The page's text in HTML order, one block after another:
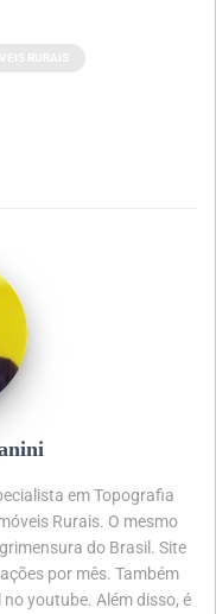
em Topografia
Rurais. O mesmo
do Brasil. Site
por mês. Também
youtube. Além disso, é